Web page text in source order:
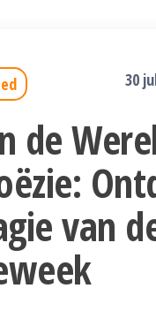
30
de
van